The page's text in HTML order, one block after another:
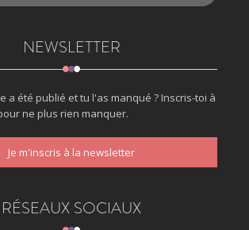
NEWSLETTER
a été publié et tu l'as manqué ? Inscris-toi à
ne plus rien manquer.
Je m'inscris à la newsletter
RÉSEAUX SOCIAUX